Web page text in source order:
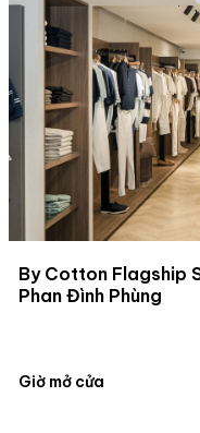
By Cotton Flagship
Phan Đình Phùng
Giờ mở cửa